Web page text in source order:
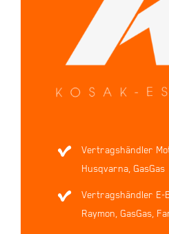
Vertragshändler
Husqvarna, GasGas
Vertragshändler E-
Raymon, GasGas,